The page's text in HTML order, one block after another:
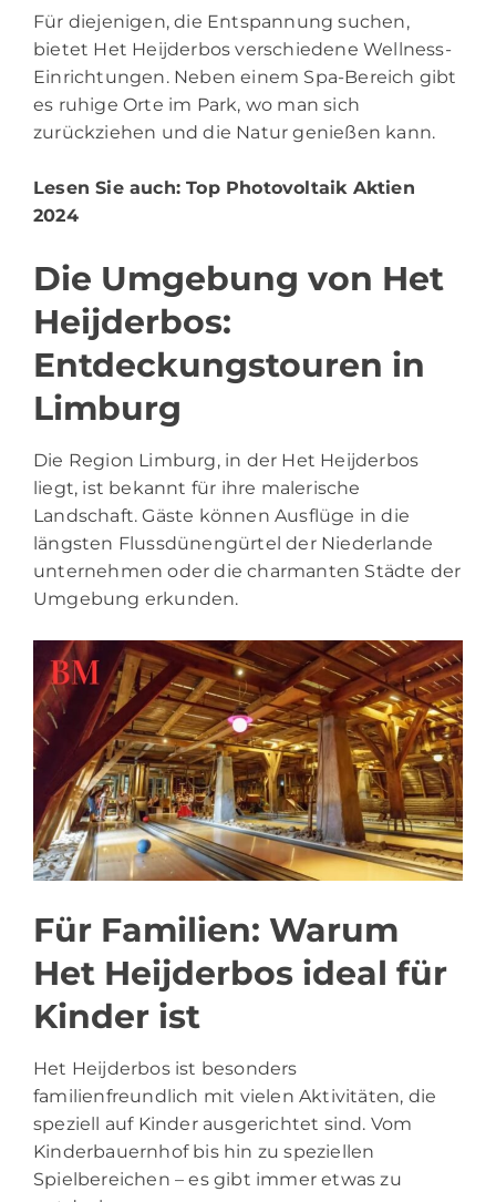
Für diejenigen, die Entspannung suchen,
bietet Het Heijderbos verschiedene Wellness-
Einrichtungen. Neben einem Spa-Bereich gibt
es ruhige Orte im Park, wo man sich
zurückziehen und die Natur genießen kann.
Lesen Sie auch:Top Photovoltaik Aktien
2024
Die Umgebung von Het
Heijderbos:
Entdeckungstouren in
Limburg
Die Region Limburg, in der Het Heijderbos
liegt, ist bekannt für ihre malerische
Landschaft. Gäste können Ausflüge in die
längsten Flussdünengürtel der Niederlande
unternehmen oder die charmanten Städte der
Umgebung erkunden.
Für Familien: Warum
Het Heijderbos ideal für
Kinder ist
Het Heijderbos ist besonders
familienfreundlich mit vielen Aktivitäten, die
speziell auf Kinder ausgerichtet sind. Vom
Kinderbauernhof bis hin zu speziellen
Spielbereichen – es gibt immer etwas zu